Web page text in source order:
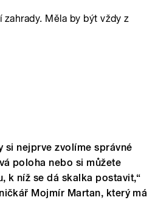
zahrady. Měla by být vždy z
si nejprve zvolíme správné
poloha nebo si můžete
k níž se dá skalka postavit,“
Mojmír Martan, který má